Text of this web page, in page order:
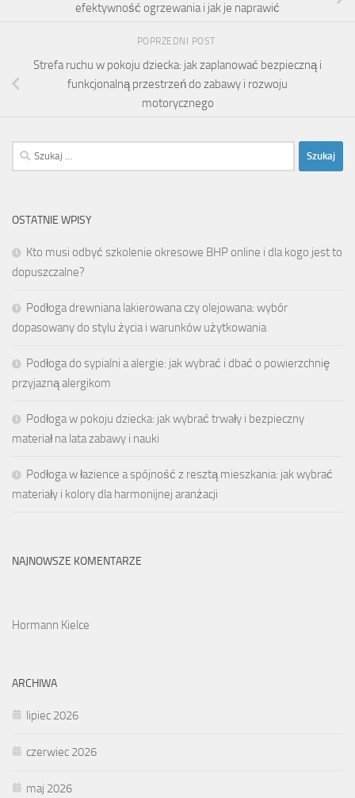
efektywność ogrzewania i jak je naprawić
POPRZEDNI POST
Strefa ruchu w pokoju dziecka: jak zaplanować bezpieczną i
funkcjonalną przestrzeń do zabawy i rozwoju
motorycznego
Szukaj:
OSTATNIE WPISY
Kto musi odbyć szkolenie okresowe BHP online i dla kogo jest to
dopuszczalne?
Podłoga drewniana lakierowana czy olejowana: wybór
dopasowany do stylu życia i warunków użytkowania
Podłoga do sypialni a alergie: jak wybrać i dbać o powierzchnię
przyjazną alergikom
Podłoga w pokoju dziecka: jak wybrać trwały i bezpieczny
materiał na lata zabawy i nauki
Podłoga w łazience a spójność z resztą mieszkania: jak wybrać
materiały i kolory dla harmonijnej aranżacji
NAJNOWSZE KOMENTARZE
Hormann Kielce
ARCHIWA
lipiec 2026
czerwiec 2026
maj 2026